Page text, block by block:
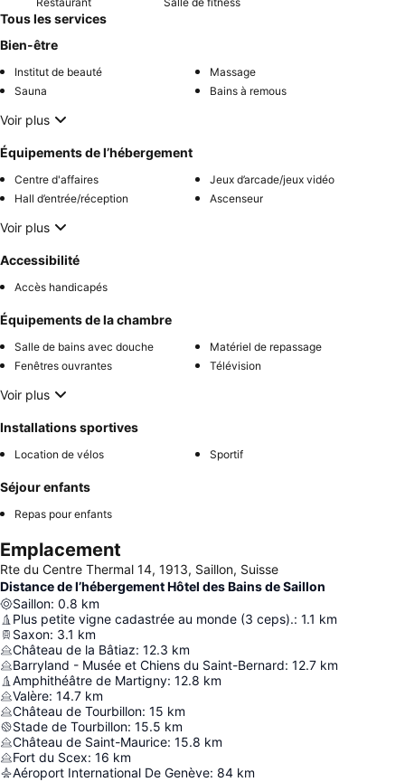
Tous les services
Bien-être
Institut de beauté
Massage
Sauna
Bains à remous
Voir plus
Équipements de l’hébergement
Centre d'affaires
Jeux d’arcade/jeux vidéo
Hall d’entrée/réception
Ascenseur
Voir plus
Accessibilité
Accès handicapés
Équipements de la chambre
Salle de bains avec douche
Matériel de repassage
Fenêtres ouvrantes
Télévision
Voir plus
Installations sportives
Location de vélos Sportif
Séjour enfants
Repas pour enfants
Emplacement
Rte du Centre Thermal 14, 1913, Saillon, Suisse
Distance de l’hébergement Hôtel des Bains de Saillon
Saillon: 0.8 km
Plus petite vigne cadastrée au monde (3 ceps).: 1.1 km
Saxon: 3.1 km
Château de la Bâtiaz: 12.3 km
Barryland - Musée et Chiens du Saint-Bernard: 12.7 km
Amphithéâtre de Martigny: 12.8 km
Valère: 14.7 km
Château de Tourbillon: 15 km
Stade de Tourbillon: 15.5 km
Château de Saint-Maurice: 15.8 km
Fort du Scex: 16 km
Aéroport International De Genève: 84 km